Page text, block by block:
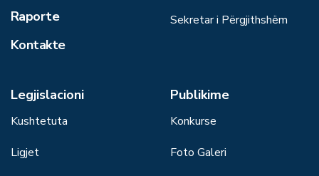
Raporte
Kontakte
Sekretar i Përgjithshëm
Legjislacioni
Kushtetuta
Ligjet
Publikime
Konkurse
Foto Galeri